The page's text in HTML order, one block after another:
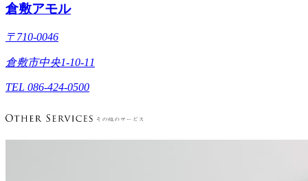
倉敷アモル
〒710-0046
倉敷市中央1-10-11
TEL 086-424-0500